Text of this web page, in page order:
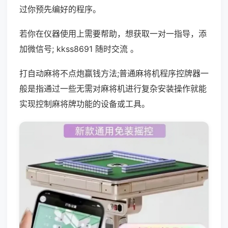
过你预先编好的程序。
若你在仪器使用上需要帮助，想获取一对一指导，添
加微信号; kkss8691 随时交流 。
打自动麻将不点炮赢钱方法;普通麻将机程序控牌器一
般是指通过一些无需对麻将机进行复杂安装操作就能
实现控制麻将牌功能的设备或工具。